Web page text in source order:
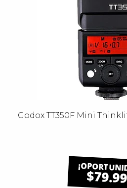
Godox TT350F Mini